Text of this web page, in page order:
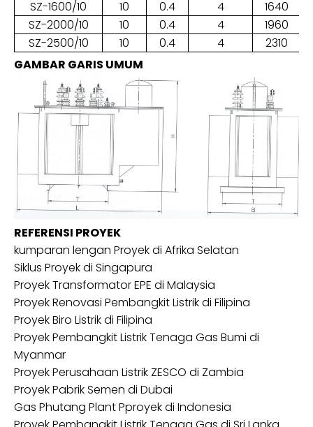
SZ-1600/10
10 0.4 4
1640
SZ-2000/10
10 0.4 4
1960
SZ-2500/10
10 0.4 4
2310
GAMBAR GARIS UMUM
REFERENSI PROYEK
kumparan lengan Proyek di Afrika Selatan
Siklus Proyek di Singapura
Proyek Transformator EPE di Malaysia
Proyek Renovasi Pembangkit Listrik di Filipina
Proyek Biro Listrik di Filipina
Proyek Pembangkit Listrik Tenaga Gas Bumi di
Myanmar
Proyek Perusahaan Listrik ZESCO di Zambia
Proyek Pabrik Semen di Dubai
Gas Phutang PlantPproyekdi Indonesia